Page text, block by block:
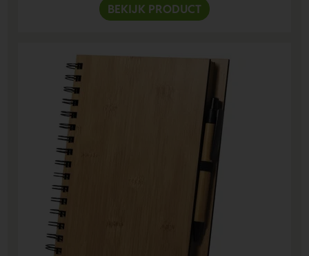
BEKIJK PRODUCT